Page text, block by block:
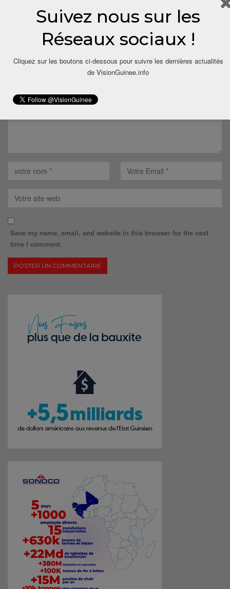
LAISSER UN COMMENTAIRE
Votre adresse email ne sera pas publiée.
Save my name, email, and website in this browser for the next
time I comment.
Suivez nous sur les
Réseaux sociaux !
Cliquez sur les boutons ci-dessous pour suivre les dernières actualités
de VisionGuinee.info